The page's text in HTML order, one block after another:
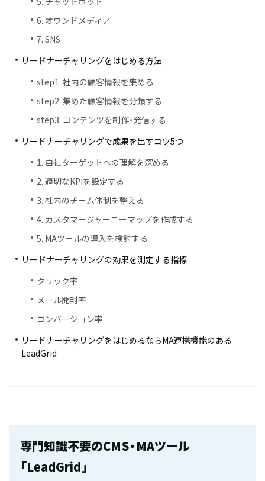
6. オウンドメディア
7. SNS
リードナーチャリングをはじめる方法
step1. 社内の顧客情報を集める
step2. 集めた顧客情報を分類する
step3. コンテンツを制作・発信する
リードナーチャリングで成果を出すコツ5つ
1. 自社ターゲットへの理解を深める
2. 適切なKPIを設定する
3. 社内のチーム体制を整える
4. カスタマージャーニーマップを作成する
5. MAツールの導入を検討する
リードナーチャリングの効果を測定する指標
クリック率
メール開封率
コンバージョン率
リードナーチャリングをはじめるならMA連携機能のある
LeadGrid
専門知識不要のCMS・MAツール
「LeadGrid」